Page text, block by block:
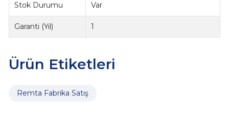
Stok Durumu Var
Garanti (Yıl) 1
Ürün Etiketleri
Remta Fabrika Satış